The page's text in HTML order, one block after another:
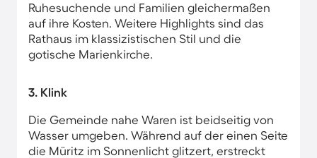
Ruhesuchende und Familien gleichermaßen
auf ihre Kosten. Weitere Highlights sind das
Rathaus im klassizistischen Stil und die
gotische Marienkirche.
3. Klink
Die Gemeinde nahe Waren ist beidseitig von
Wasser umgeben. Während auf der einen Seite
die Müritz im Sonnenlicht glitzert, erstreckt